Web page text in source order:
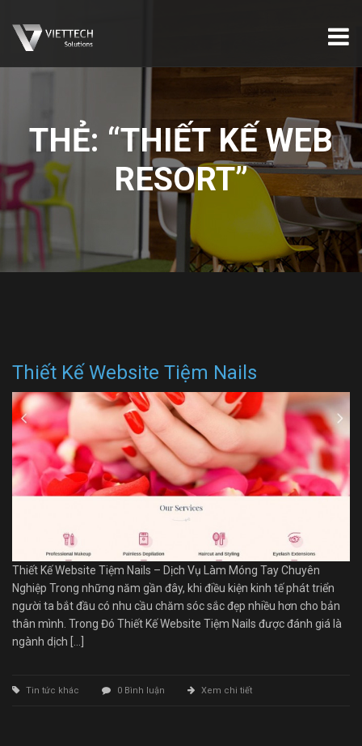
THẺ: “THIẾT KẾ WEB
RESORT”
Thiết Kế Website Tiệm Nails
Thiết Kế Website Tiệm Nails – Dịch Vụ Làm Móng Tay Chuyên
Nghiệp Trong những năm gần đây, khi điều kiện kinh tế phát triển
người ta bắt đầu có nhu cầu chăm sóc sắc đẹp nhiều hơn cho bản
thân mình. Trong Đó Thiết Kế Website Tiệm Nails được đánh giá là
ngành dịch […]
Tin tức khác 0 Bình luận Xem chi tiết